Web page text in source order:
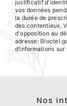
justificatif
vos données
la durée de
des contentieux.
d'opposition au
adresse:
d’informations
Nos